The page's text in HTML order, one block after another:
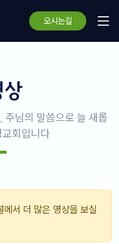
오시는길
주님의 말씀으로 늘 새롭
회입니다
에서 더 많은 영상을 보실